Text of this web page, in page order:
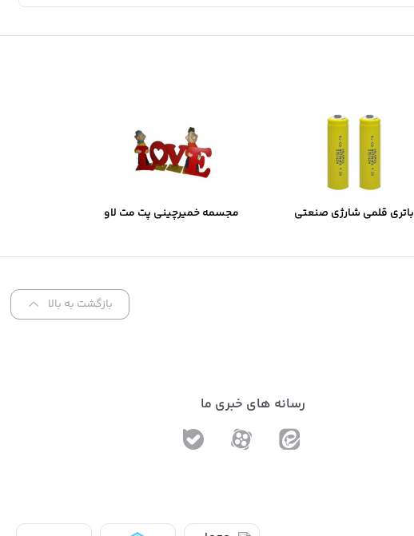
باتری قلمی شارژی صنعتی
مجسمه خمیرچینی پت مت لاو
بازگشت به بالا
رسانه های خبری ما